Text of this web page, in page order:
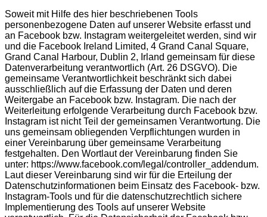
Soweit mit Hilfe des hier beschriebenen Tools
personenbezogene Daten auf unserer Website erfasst und
an Facebook bzw. Instagram weitergeleitet werden, sind wir
und die Facebook Ireland Limited, 4 Grand Canal Square,
Grand Canal Harbour, Dublin 2, Irland gemeinsam für diese
Datenverarbeitung verantwortlich (Art. 26 DSGVO). Die
gemeinsame Verantwortlichkeit beschränkt sich dabei
ausschließlich auf die Erfassung der Daten und deren
Weitergabe an Facebook bzw. Instagram. Die nach der
Weiterleitung erfolgende Verarbeitung durch Facebook bzw.
Instagram ist nicht Teil der gemeinsamen Verantwortung. Die
uns gemeinsam obliegenden Verpflichtungen wurden in
einer Vereinbarung über gemeinsame Verarbeitung
festgehalten. Den Wortlaut der Vereinbarung finden Sie
unter: https://www.facebook.com/legal/controller_addendum.
Laut dieser Vereinbarung sind wir für die Erteilung der
Datenschutzinformationen beim Einsatz des Facebook- bzw.
Instagram-Tools und für die datenschutzrechtlich sichere
Implementierung des Tools auf unserer Website